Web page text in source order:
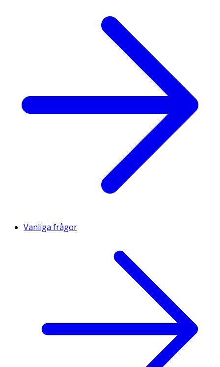
Vanliga frågor